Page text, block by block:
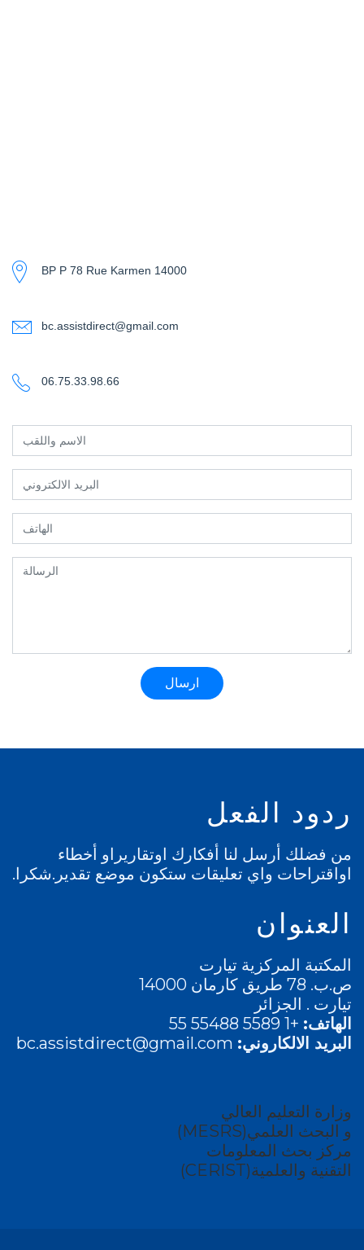
BP P 78 Rue Karmen 14000
bc.assistdirect@gmail.com
06.75.33.98.66
ارسال
ردود الفعل
من فضلك أرسل لنا أفكارك اوتقاريراو أخطاء
اواقتراحات واي تعليقات ستكون موضع تقدير.شكرا.
العنوان
المكتبة المركزية تيارت
ص.ب. 78 طريق كارمان 14000
تيارت . الجزائر
الهاتف: +1 5589 55488 55
البريد الالكاروني:
وزارة التعليم العالي
و البحث العلمي(MESRS)
مركز بحث المعلومات
التقنية والعلمية(CERIST)